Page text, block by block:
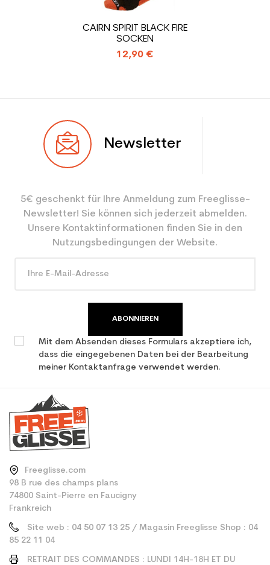
Gebrauchte Skischuh
Erwachsene Leistung
CAIRN SPIRIT BLACK FIRE
SOCKEN
12,90 €
Newsletter
5€ geschenkt für Ihre Anmeldung zum Freeglisse-
Newsletter! Sie können sich jederzeit abmelden.
Unsere Kontaktinformationen finden Sie in den
Nutzungsbedingungen der Website.
ABONNIEREN
Mit dem Absenden dieses Formulars akzeptiere ich,
dass die eingegebenen Daten bei der Bearbeitung
meiner Kontaktanfrage verwendet werden.
Freeglisse.com
98 B rue des champs plans
74800 Saint-Pierre en Faucigny
Frankreich
Site web : 04 50 07 13 25 / Magasin Freeglisse Shop : 04
85 22 11 04
RETRAIT DES COMMANDES : LUNDI 14H-18H ET DU